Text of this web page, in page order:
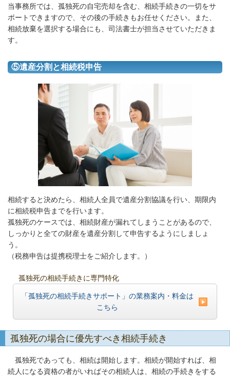
当事務所では、孤独死の自宅売却を含む、相続手続きの一切をサ
ポートできますので、その後の手続きもお任せください。また、
相続放棄を選択する場合にも、司法書士が担当させていただきま
す。
⑤遺産分割と相続税申告
相続すると決めたら、相続人全員で遺産分割協議を行い、期限内
に相続税申告までを行います。
孤独死のケースでは、相続財産が漏れてしまうことがあるので、
しっかりと全ての財産を遺産分割して申告するようにしましょ
う。
（税務申告は提携税理士をご紹介します。）
孤独死の相続手続きに専門特化
「孤独死の相続手続きサポート」の業務案内・料金は
こちら
孤独死の場合に優先すべき相続手続き
孤独死であっても、相続は開始します。相続が開始すれば、相
続人になる資格の者がいればその相続人は、相続の手続きをする